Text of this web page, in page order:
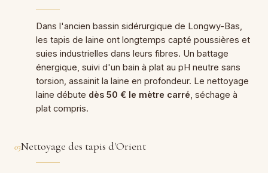
Dans l'ancien bassin sidérurgique de Longwy-Bas,
les tapis de laine ont longtemps capté poussières et
suies industrielles dans leurs fibres. Un battage
énergique, suivi d'un bain à plat au pH neutre sans
torsion, assainit la laine en profondeur. Le nettoyage
laine débute dès 50 € le mètre carré , séchage à
plat compris.
03Nettoyage des tapis d'Orient